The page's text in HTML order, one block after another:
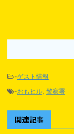
-ゲスト情報
-おもヒル, 警察署
関連記事